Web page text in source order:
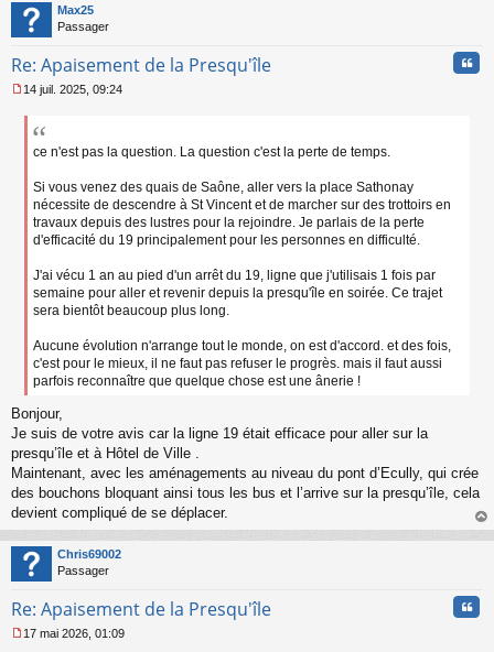
u
Max25
Passager
Re: Apaisement de la Presqu'île
e
14 juil. 2025, 09:24
ce n'est pas la question. La question c'est la perte de temps.
Si vous venez des quais de Saône, aller vers la place Sathonay
nécessite de descendre à St Vincent et de marcher sur des trottoirs en
travaux depuis des lustres pour la rejoindre. Je parlais de la perte
d'efficacité du 19 principalement pour les personnes en difficulté.
J'ai vécu 1 an au pied d'un arrêt du 19, ligne que j'utilisais 1 fois par
semaine pour aller et revenir depuis la presqu'île en soirée. Ce trajet
sera bientôt beaucoup plus long.
Aucune évolution n'arrange tout le monde, on est d'accord. et des fois,
c'est pour le mieux, il ne faut pas refuser le progrès. mais il faut aussi
parfois reconnaître que quelque chose est une ânerie !
Bonjour,
Je suis de votre avis car la ligne 19 était efficace pour aller sur la
presqu’île et à Hôtel de Ville .
Maintenant, avec les aménagements au niveau du pont d’Ecully, qui crée
des bouchons bloquant ainsi tous les bus et l’arrive sur la presqu’île, cela
devient compliqué de se déplacer.
au
Chris69002
Passager
Re: Apaisement de la Presqu'île
17 mai 2026, 01:09